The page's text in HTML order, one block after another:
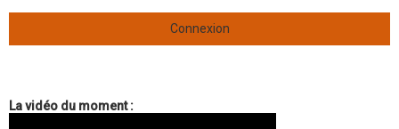
La vidéo du moment :